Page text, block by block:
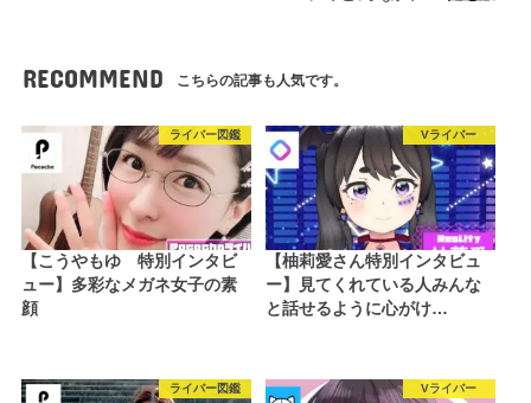
RECOMMEND こちらの記事も人気です。
ライバー図鑑
【こうやもゆ 特別インタビ
ュー】多彩なメガネ女子の素
顔
Vライバー
【柚莉愛さん特別インタビュ
ー】見てくれている人みんな
と話せるように心がけ…
ライバー図鑑 Vライバー